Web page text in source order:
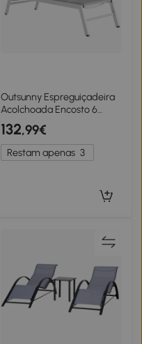
Outsunny Espreguiçadeira
Acolchoada Encosto 6
Posições Estrutura em
Alumínio Capacidade 120
kg Cinza Claro
132,99€
Restam apenas 3